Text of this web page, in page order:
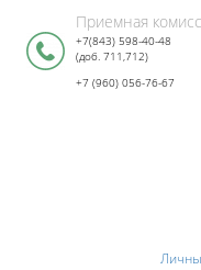
Приемная
+7(843) 598-40-48
(доб. 711,712)
+7 (960) 056-76-67